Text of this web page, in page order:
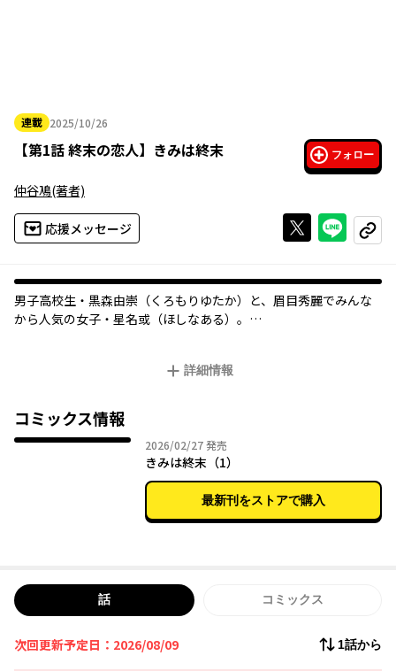
連載 2025/10/26
2025年10月26日
【第1話 終末の恋人】 きみは終末 フォロー
仲谷鳰(著者)
応援メッセージ Xで投稿する
ライン
コピー
男子高校生・黒森由崇（くろもりゆたか）と、眉目秀麗でみんな
から人気の女子・星名或（ほしなある）。
物語。だけどそこにはーー
一歩間違えばこの世を終わらせかねない、破滅的でひどく気まぐ
れな、重大な秘密が潜んでいたーー!?
詳細情報
コミックス情報
2026/02/272026年02月27日
発売
きみは終末（1）
最新刊をストアで購入
話 コミックス
次回更新予定日：2026/08/09 1話から